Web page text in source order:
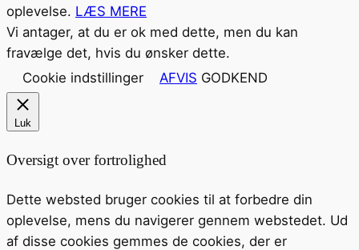
oplevelse. LÆS MERE
Vi antager, at du er ok med dette, men du kan
fravælge det, hvis du ønsker dette.
Cookie indstillinger
AFVIS GODKEND
Luk
Oversigt over fortrolighed
Dette websted bruger cookies til at forbedre din
oplevelse, mens du navigerer gennem webstedet. Ud
af disse cookies gemmes de cookies, der er